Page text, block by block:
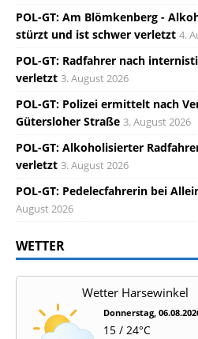
POL-GT: Am Blömkenberg -
stürzt und ist schwer verletzt 4.
POL-GT: Radfahrer nach
verletzt 3. August 2026
POL-GT: Polizei ermittelt nach
Gütersloher Straße 3. August 2026
POL-GT: Alkoholisierter
verletzt 3. August 2026
POL-GT: Pedelecfahrerin bei
August 2026
WETTER
Wetter Harsewinkel
Donnerstag,
15 / 24°C